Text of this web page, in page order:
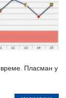
време. Пласман у